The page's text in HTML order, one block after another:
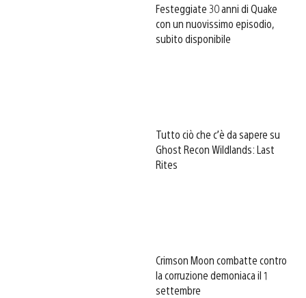
Festeggiate 30 anni di Quake
con un nuovissimo episodio,
subito disponibile
Tutto ciò che c’è da sapere su
Ghost Recon Wildlands: Last
Rites
Crimson Moon combatte contro
la corruzione demoniaca il 1
settembre